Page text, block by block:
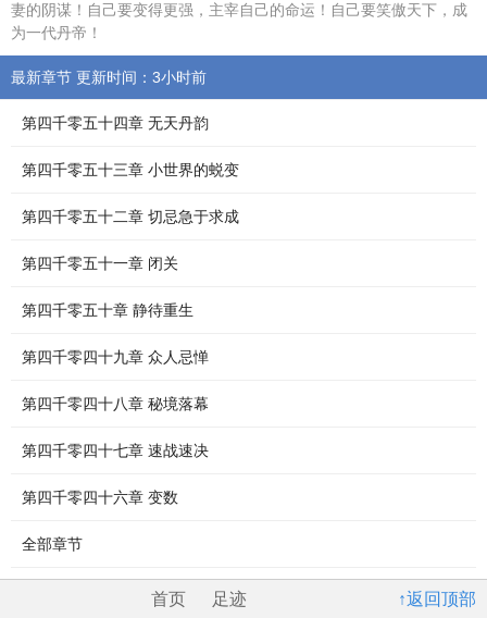
妻的阴谋！自己要变得更强，主宰自己的命运！自己要笑傲天下，成
为一代丹帝！
最新章节 更新时间：3小时前
第四千零五十四章 无天丹韵
第四千零五十三章 小世界的蜕变
第四千零五十二章 切忌急于求成
第四千零五十一章 闭关
第四千零五十章 静待重生
第四千零四十九章 众人忌惮
第四千零四十八章 秘境落幕
第四千零四十七章 速战速决
第四千零四十六章 变数
全部章节
↑返回顶部
首页 足迹